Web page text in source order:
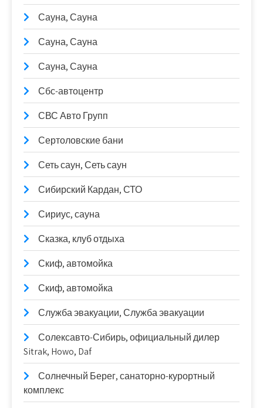
Сауна, Сауна
Сауна, Сауна
Сауна, Сауна
Сбс-автоцентр
СВС Авто Групп
Сертоловские бани
Сеть саун, Сеть саун
Сибирский Кардан, СТО
Сириус, сауна
Сказка, клуб отдыха
Скиф, автомойка
Скиф, автомойка
Служба эвакуации, Служба эвакуации
Солексавто-Сибирь, официальный дилер
Sitrak, Howo, Daf
Солнечный Берег, санаторно-курортный
комплекс